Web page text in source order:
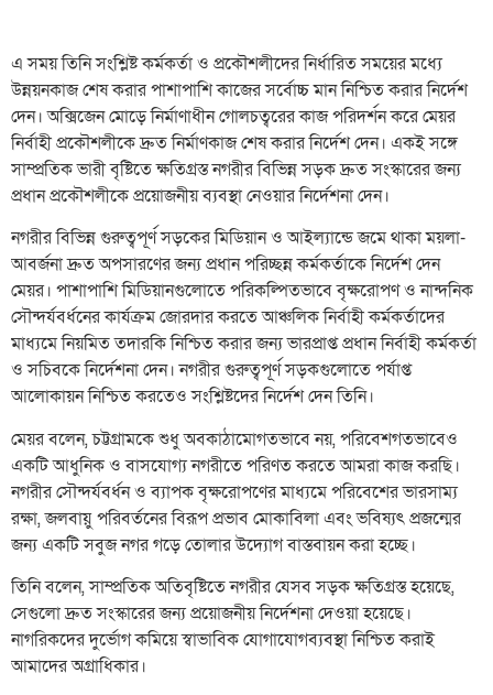
এ সময় তিনি সংশ্লিষ্ট কর্মকর্তা ও প্রকৌশলীদের নির্ধারিত সময়ের মধ্যে
উন্নয়নকাজ শেষ করার পাশাপাশি কাজের সর্বোচ্চ মান নিশ্চিত করার নির্দেশ
দেন। অক্সিজেন মোড়ে নির্মাণাধীন গোলচত্বরের কাজ পরিদর্শন করে মেয়র
নির্বাহী প্রকৌশলীকে দ্রুত নির্মাণকাজ শেষ করার নির্দেশ দেন। একই সঙ্গে
সাম্প্রতিক ভারী বৃষ্টিতে ক্ষতিগ্রস্ত নগরীর বিভিন্ন সড়ক দ্রুত সংস্কারের জন্য
প্রধান প্রকৌশলীকে প্রয়োজনীয় ব্যবস্থা নেওয়ার নির্দেশনা দেন।
নগরীর বিভিন্ন গুরুত্বপূর্ণ সড়কের মিডিয়ান ও আইল্যান্ডে জমে থাকা ময়লা-
আবর্জনা দ্রুত অপসারণের জন্য প্রধান পরিচ্ছন্ন কর্মকর্তাকে নির্দেশ দেন
মেয়র। পাশাপাশি মিডিয়ানগুলোতে পরিকল্পিতভাবে বৃক্ষরোপণ ও নান্দনিক
সৌন্দর্যবর্ধনের কার্যক্রম জোরদার করতে আঞ্চলিক নির্বাহী কর্মকর্তাদের
মাধ্যমে নিয়মিত তদারকি নিশ্চিত করার জন্য ভারপ্রাপ্ত প্রধান নির্বাহী কর্মকর্তা
ও সচিবকে নির্দেশনা দেন। নগরীর গুরুত্বপূর্ণ সড়কগুলোতে পর্যাপ্ত
আলোকায়ন নিশ্চিত করতেও সংশ্লিষ্টদের নির্দেশ দেন তিনি।
মেয়র বলেন, চট্টগ্রামকে শুধু অবকাঠামোগতভাবে নয়, পরিবেশগতভাবেও
একটি আধুনিক ও বাসযোগ্য নগরীতে পরিণত করতে আমরা কাজ করছি।
নগরীর সৌন্দর্যবর্ধন ও ব্যাপক বৃক্ষরোপণের মাধ্যমে পরিবেশের ভারসাম্য
রক্ষা, জলবায়ু পরিবর্তনের বিরূপ প্রভাব মোকাবিলা এবং ভবিষ্যৎ প্রজন্মের
জন্য একটি সবুজ নগর গড়ে তোলার উদ্যোগ বাস্তবায়ন করা হচ্ছে।
তিনি বলেন, সাম্প্রতিক অতিবৃষ্টিতে নগরীর যেসব সড়ক ক্ষতিগ্রস্ত হয়েছে,
সেগুলো দ্রুত সংস্কারের জন্য প্রয়োজনীয় নির্দেশনা দেওয়া হয়েছে।
নাগরিকদের দুর্ভোগ কমিয়ে স্বাভাবিক যোগাযোগব্যবস্থা নিশ্চিত করাই
আমাদের অগ্রাধিকার।